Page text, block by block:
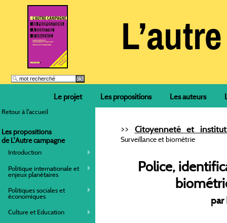
Le projet Les propositions Les auteurs
Retour à l'accueil
Les propositions
de L'Autre campagne
Introduction
Politique internationale et
enjeux planétaires
Politiques sociales et
économiques
Culture et Education
>> Citoyenneté et
Surveillance et biométrie
Police,
par